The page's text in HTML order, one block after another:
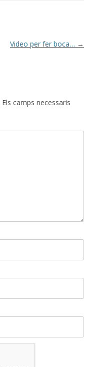
Video per fer boca… →
Els camps necessaris